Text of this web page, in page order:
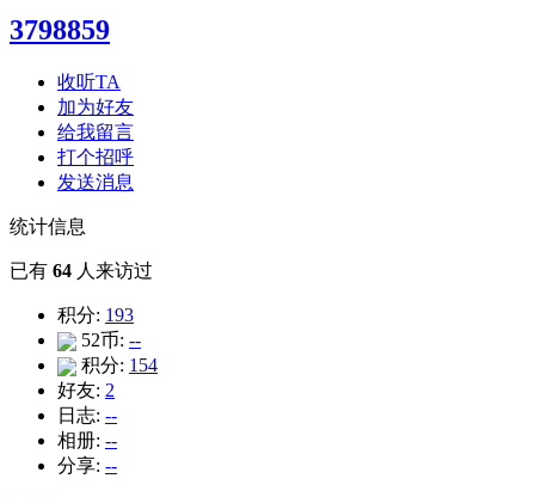
3798859
收听TA
加为好友
给我留言
打个招呼
发送消息
统计信息
已有 64 人来访过
积分: 193
52币: --
积分: 154
好友: 2
日志: --
相册: --
分享: --